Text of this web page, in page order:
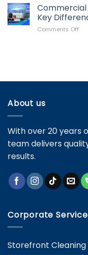
Commercial
Key
Comments Off
Key
About us
With over 20 years
team delivers
results.
Corporate
Storefront Cleaning